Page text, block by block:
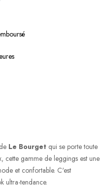
Le Bourget qui se porte toute
cette gamme de leggings est une
et confortable. C'est
ultra-tendance.